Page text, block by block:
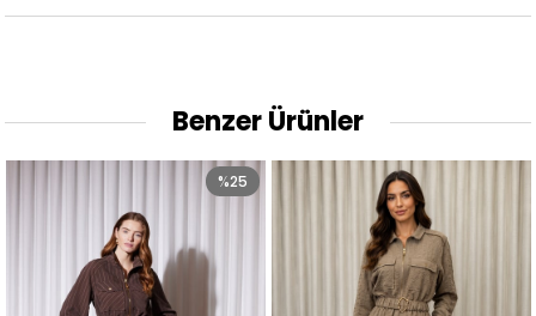
Benzer Ürünler
%25